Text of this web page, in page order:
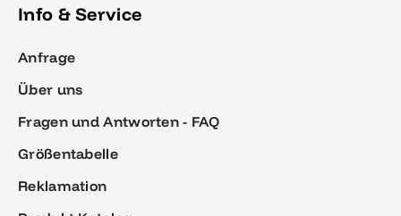
Info & Service
Anfrage
Über uns
Fragen und Antworten - FAQ
Größentabelle
Reklamation